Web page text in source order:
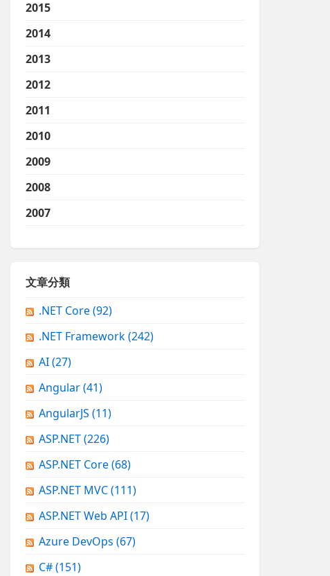
2015
2014
2013
2012
2011
2010
2009
2008
2007
文章分類
.NET Core(92)
.NET Framework(242)
AI(27)
Angular(41)
AngularJS (11)
ASP.NET(226)
ASP.NET Core(68)
ASP.NET MVC(111)
ASP.NET Web API(17)
Azure DevOps (67)
C#(151)